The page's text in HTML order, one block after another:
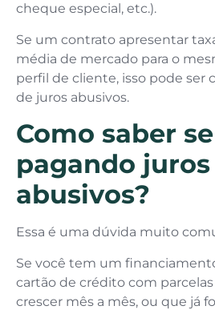
cheque especial, etc.).
Se um contrato apresentar
média de mercado para o
perfil de cliente, isso pode ser
de juros abusivos.
Como saber
pagando juros
abusivos?
Essa é uma dúvida muito
Se você tem um
cartão de crédito com
crescer mês a mês, ou que já